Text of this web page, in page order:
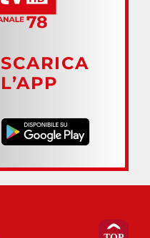
SCARICA
L’APP